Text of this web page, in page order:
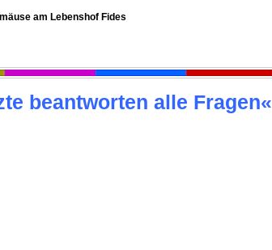
am Lebenshof Fides
beantworten alle Fragen«